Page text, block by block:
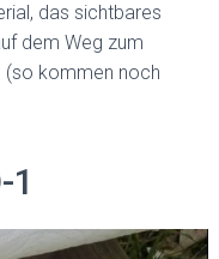
das sichtbares
dem Weg zum
kommen noch
1